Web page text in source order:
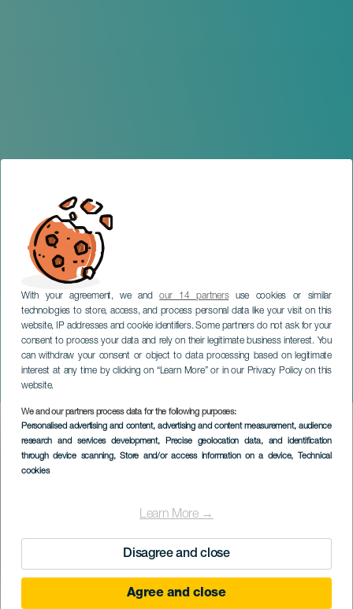
With your agreement, we andour 14 partnersuse cookies or similar
technologies to store, access, and process personal data like your visit on this
website, IP addresses and cookie identifiers. Some partners do not ask for your
consent to process your data and rely on their legitimate business interest. You
can withdraw your consent or object to data processing based on legitimate
interest at any time by clicking on “Learn More” or in our Privacy Policy on this
website.
We and our partners process data for the following purposes:
Personalised advertising and content, advertising and content measurement, audience
research and services development, Precise geolocation data, and identification
through device scanning, Store and/or access information on a device, Technical
cookies
Learn More →
Disagree and close
Agree and close
Nervo
GRAN CANARIA
Imagen
Listado